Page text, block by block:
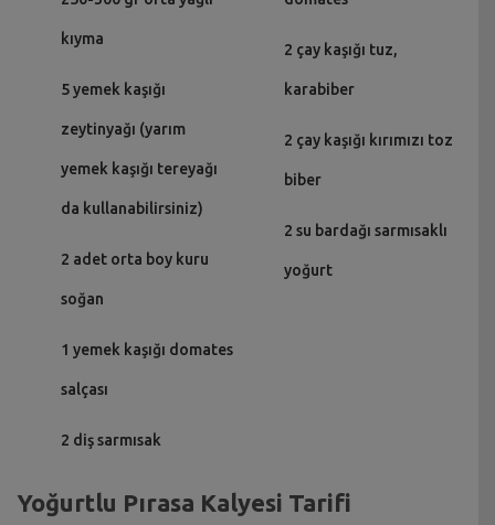
kıyma
5 yemek kaşığı
zeytinyağı (yarım
yemek kaşığı tereyağı
da kullanabilirsiniz)
2 adet orta boy kuru
soğan
1 yemek kaşığı domates
salçası
2 diş sarmısak
2 çay kaşığı tuz,
karabiber
2 çay kaşığı kırımızı toz
biber
2 su bardağı sarmısaklı
yoğurt
Yoğurtlu Pırasa Kalyesi Tarifi